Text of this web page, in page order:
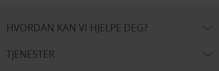
HVORDAN KAN VI HJELPE DEG?
TJENESTER